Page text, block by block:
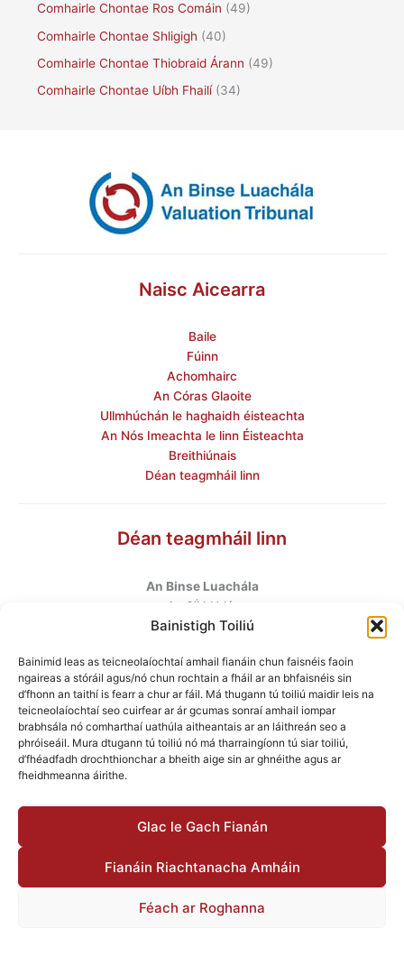
Bainistigh Toiliú
Bainimid leas as teicneolaíochtaí amhail fianáin chun faisnéis faoin
ngaireas a stóráil agus/nó chun rochtain a fháil ar an bhfaisnéis sin
d’fhonn an taithí is fearr a chur ar fáil. Má thugann tú toiliú maidir leis na
teicneolaíochtaí seo cuirfear ar ár gcumas sonraí amhail iompar
brabhsála nó comharthaí uathúla aitheantais ar an láithreán seo a
phróiseáil. Mura dtugann tú toiliú nó má tharraingíonn tú siar toiliú,
d’fhéadfadh drochthionchar a bheith aige sin ar ghnéithe agus ar
fheidhmeanna áirithe.
Glac le Gach Fianán
Fianáin Riachtanacha Amháin
Féach ar Roghanna
Comhairle Chontae Ros Comáin (49)
Comhairle Chontae Shligigh (40)
Comhairle Chontae Thiobraid Árann (49)
Comhairle Chontae Uíbh Fhailí(34)
Naisc Aicearra
Baile
Fúinn
Achomhairc
An Córas Glaoite
Ullmhúchán le haghaidh éisteachta
An Nós Imeachta le linn Éisteachta
Breithiúnais
Déan teagmháil linn
Déan teagmháil linn
An Binse Luachála
An 6úhUrlár
Halla Mhargadh na Feirme
Baile Átha Cliath 7
D07 AEF4
Teileafón: +353 1 6760130
Ríomhphost:info@valuationtribunal.ie
© 2026 An Binse Luachála |Inrochtaineacht
maidir le Fianáin